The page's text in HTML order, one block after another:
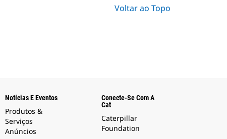
Voltar ao Topo
Notícias E Eventos
Produtos &
Serviços
Anúncios
Conecte-Se Com A
Cat
Caterpillar
Foundation